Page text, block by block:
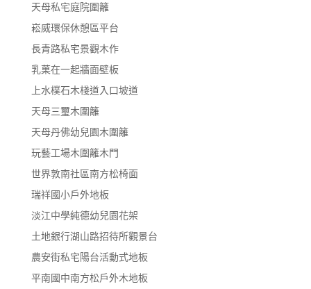
天母私宅庭院圍籬
崧威環保休憩區平台
長青路私宅景觀木作
乳菓在一起牆面壁板
上水樸石木棧道入口坡道
天母三璽木圍籬
天母丹佛幼兒園木圍籬
玩藝工場木圍籬木門
世界敦南社區南方松椅面
瑞祥國小戶外地板
淡江中學純德幼兒園花架
土地銀行湖山路招待所觀景台
農安街私宅陽台活動式地板
平南國中南方松戶外木地板